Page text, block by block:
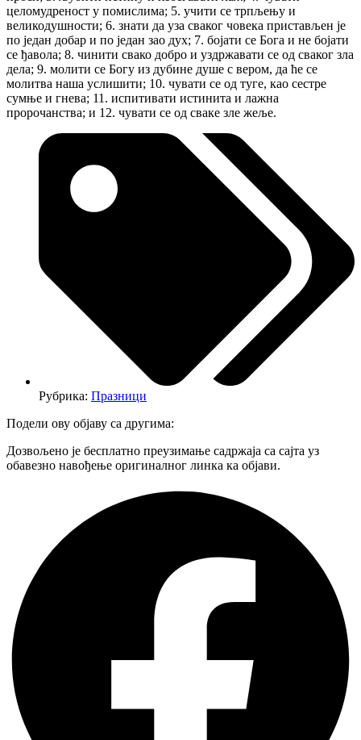
целомудреност у помислима; 5. учити се трпљењу и
великодушности; 6. знати да уза сваког човека пристављен је
по један добар и по један зао дух; 7. бојати се Бога и не бојати
се ђавола; 8. чинити свако добро и уздржавати се од сваког зла
дела; 9. молити се Богу из дубине душе с вером, да ће се
молитва наша услишити; 10. чувати се од туге, као сестре
сумње и гнева; 11. испитивати истинита и лажна
пророчанства; и 12. чувати се од сваке зле жеље.
Рубрика: Празници
Подели ову објаву са другима:
Дозвољено је бесплатно преузимање садржаја са сајта уз
обавезно навођење оригиналног линка ка објави.